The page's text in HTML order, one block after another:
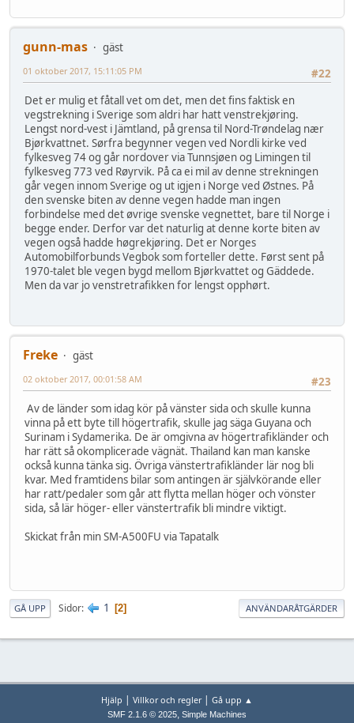
gunn-mas
gäst
#22
01 oktober 2017, 15:11:05 PM
Det er mulig et fåtall vet om det, men det fins faktisk en
vegstrekning i Sverige som aldri har hatt venstrekjøring.
Lengst nord-vest i Jämtland, på grensa til Nord-Trøndelag nær
Bjørkvattnet. Sørfra begynner vegen ved Nordli kirke ved
fylkesveg 74 og går nordover via Tunnsjøen og Limingen til
fylkesveg 773 ved Røyrvik. På ca ei mil av denne strekningen
går vegen innom Sverige og ut igjen i Norge ved Østnes. På
den svenske biten av denne vegen hadde man ingen
forbindelse med det øvrige svenske vegnettet, bare til Norge i
begge ender. Derfor var det naturlig at denne korte biten av
vegen også hadde høgrekjøring. Det er Norges
Automobilforbunds Vegbok som forteller dette. Først sent på
1970-talet ble vegen bygd mellom Bjørkvattet og Gäddede.
Men da var jo venstretrafikken for lengst opphørt.
Freke
gäst
#23
02 oktober 2017, 00:01:58 AM
Av de länder som idag kör på vänster sida och skulle kunna
vinna på ett byte till högertrafik, skulle jag säga Guyana och
Surinam i Sydamerika. De är omgivna av högertrafikländer och
har rätt så okomplicerade vägnät. Thailand kan man kanske
också kunna tänka sig. Övriga vänstertrafikländer lär nog bli
kvar. Med framtidens bilar som antingen är självkörande eller
har ratt/pedaler som går att flytta mellan höger och vönster
sida, så lär höger- eller vänstertrafik bli mindre viktigt.
Skickat från min SM-A500FU via Tapatalk
GÅ UPP Sidor 1 2 ANVÄNDARÅTGÄRDER
Hjälp | Villkor och regler| Gå upp ▲
SMF 2.1.6 © 2025, Simple Machines